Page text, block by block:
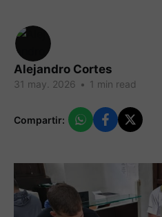
Alejandro Cortes
31 may. 2026 • 1 min read
Compartir: